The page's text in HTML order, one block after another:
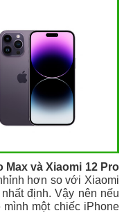
Max và Xiaomi 12 Pro
hơn so với Xiaomi
định. Vậy nên nếu
một chiếc iPhone